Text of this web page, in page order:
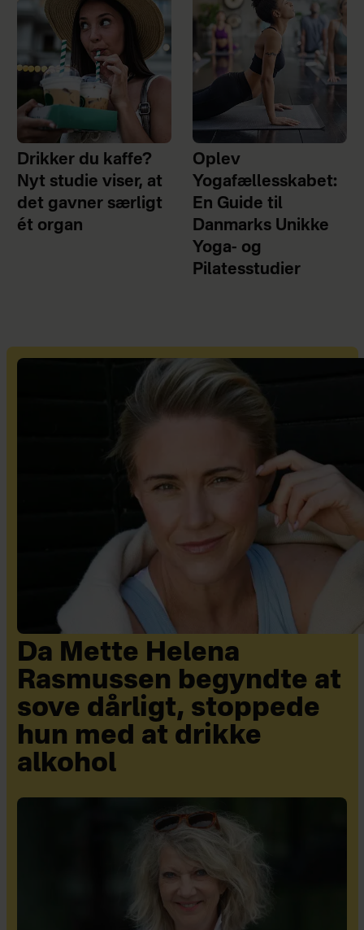
Drikker du kaffe?
Nyt studie viser, at
det gavner særligt
ét organ
Oplev
Yogafællesskabet:
En Guide til
Danmarks Unikke
Yoga- og
Pilatesstudier
Da Mette Helena
Rasmussen begyndte at
sove dårligt, stoppede
hun med at drikke
alkohol